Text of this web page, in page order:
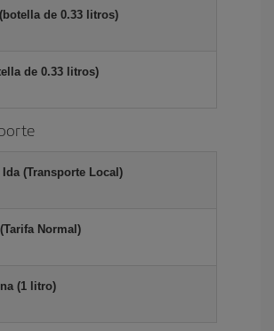
de 0.33 litros)
de 0.33 litros)
(Transporte Local)
Normal)
(1 litro)